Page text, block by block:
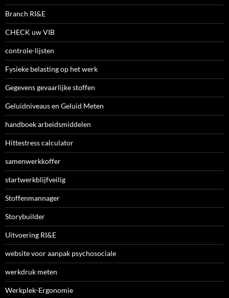
Branch RI&E
CHECK uw VIB
controle-lijsten
Fysieke belasting op het werk
Gegevens gevaarlijke stoffen
Geluidniveaus en Geluid Meten
handboek arbeidsmiddelen
Hittestress calculator
samenwerkkoffer
startwerkblijfveilig
Stoffenmannager
Storybuilder
Uitvoering RI&E
website voor aanpak psychosociale
werkdruk meten
Werkplek-Ergonomie